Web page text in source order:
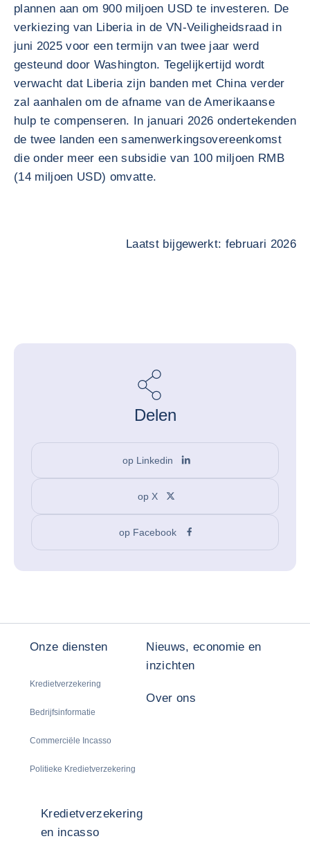
plannen aan om 900 miljoen USD te investeren. De
verkiezing van Liberia in de VN-Veiligheidsraad in
juni 2025 voor een termijn van twee jaar werd
gesteund door Washington. Tegelijkertijd wordt
verwacht dat Liberia zijn banden met China verder
zal aanhalen om de afname van de Amerikaanse
hulp te compenseren. In januari 2026 ondertekenden
de twee landen een samenwerkingsovereenkomst
die onder meer een subsidie van 100 miljoen RMB
(14 miljoen USD) omvatte.
Laatst bijgewerkt: februari 2026
Delen
op Linkedin
op X
op Facebook
Onze diensten
Kredietverzekering
Bedrijfsinformatie
Commerciële Incasso
Politieke Kredietverzekering
Nieuws, economie en
inzichten
Over ons
Kredietverzekering
en incasso